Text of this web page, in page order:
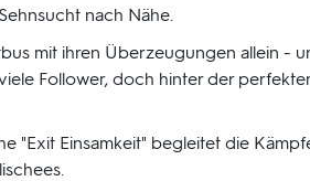
nach Nähe.
mit ihren Überzeugungen allein -
Follower, doch hinter der
"Exit Einsamkeit" begleitet die